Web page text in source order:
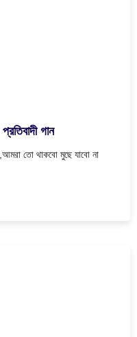
গান
তো থাকবো মুছে যাবো না